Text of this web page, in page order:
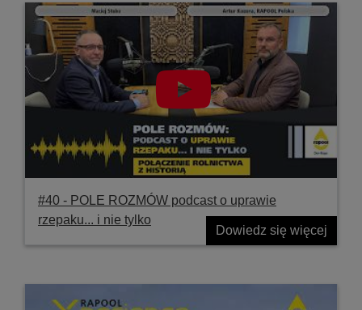
#40 ‐ POLE ROZMÓW podcast o uprawie
rzepaku... i nie tylko
Dowiedz się więcej